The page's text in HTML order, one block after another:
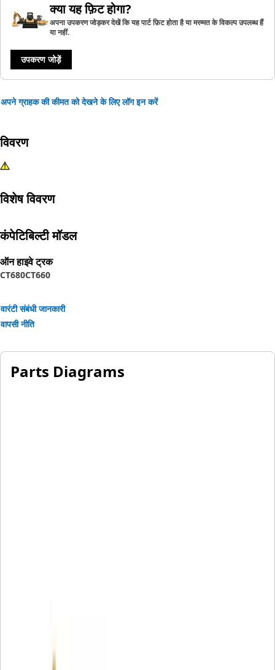
क्या यह फ़िट होगा?
अपना उपकरण जोड़कर देखें कि यह पार्ट फ़िट होता है या मरम्मत के विकल्प उपलब्ध हैं
या नहीं.
उपकरण जोड़ें
अपने ग्राहक की कीमत को देखने के लिए लॉग इन करें
विवरण
विशेष विवरण
कंपेटिबिल्टी मॉडल
ऑन हाइवे ट्रक
CT680CT660
वारंटी संबंधी जानकारी
वापसी नीति
Parts Diagrams